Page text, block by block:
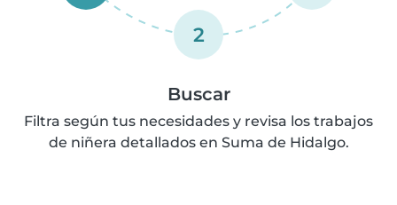
2
Buscar
Filtra según tus necesidades y revisa los trabajos
de niñera detallados en Suma de Hidalgo.